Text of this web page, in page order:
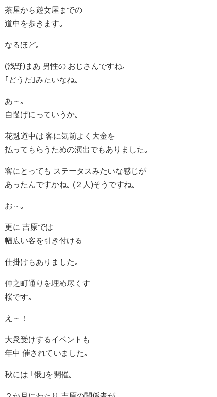
茶屋から遊女屋までの
道中を歩きます｡
なるほど｡
(浅野)まあ 男性の おじさんですね｡
｢どうだ｣みたいなね｡
あ～｡
自慢げにっていうか｡
花魁道中は 客に気前よく大金を
払ってもらうための演出でもありました｡
客にとっても ステータスみたいな感じが
あったんですかね｡ (２人)そうですね｡
お～｡
更に 吉原では
幅広い客を引き付ける
仕掛けもありました｡
仲之町通りを埋め尽くす
桜です｡
え～！
大衆受けするイベントも
年中 催されていました｡
秋には ｢俄｣を開催｡